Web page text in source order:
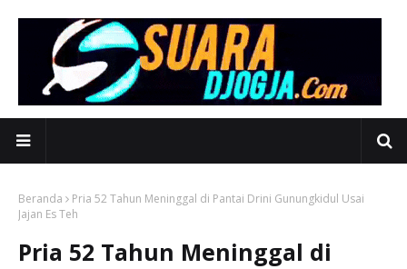
Beranda
Pria 52 Tahun Meninggal di Pantai Drini Gunungkidul Usai
Jajan Es Teh
Pria 52 Tahun Meninggal di